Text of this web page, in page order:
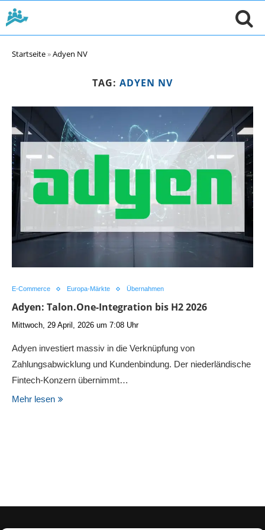
Startseite»Adyen NV
TAG: ADYEN NV
E-Commerce Europa-Märkte Übernahmen
Adyen: Talon.One-Integration bis H2 2026
Mittwoch, 29 April, 2026 um 7:08 Uhr
Adyen investiert massiv in die Verknüpfung von
Zahlungsabwicklung und Kundenbindung. Der niederländische
Fintech-Konzern übernimmt…
Mehr lesen